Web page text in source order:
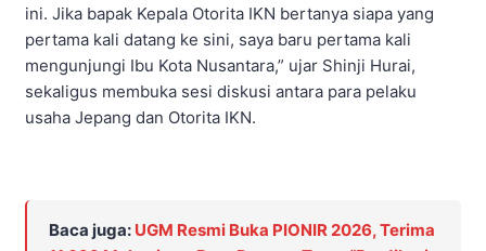
ini. Jika bapak Kepala Otorita IKN bertanya siapa yang
pertama kali datang ke sini, saya baru pertama kali
mengunjungi Ibu Kota Nusantara,” ujar Shinji Hurai,
sekaligus membuka sesi diskusi antara para pelaku
usaha Jepang dan Otorita IKN.
Baca juga: UGM Resmi Buka PIONIR 2026, Terima